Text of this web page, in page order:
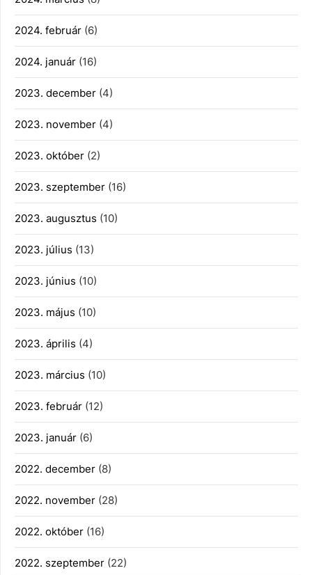
2024. február (6)
2024. január (16)
2023. december (4)
2023. november (4)
2023. október (2)
2023. szeptember (16)
2023. augusztus (10)
2023. július (13)
2023. június (10)
2023. május (10)
2023. április (4)
2023. március (10)
2023. február (12)
2023. január (6)
2022. december (8)
2022. november (28)
2022. október (16)
2022. szeptember (22)